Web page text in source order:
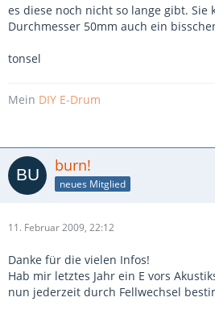
es diese noch nicht so lange gibt. Sie
Durchmesser 50mm auch ein
tonsel
Mein DIY E-Drum
burn!
neues Mitglied
11. Februar 2009, 22:12
Danke für die vielen Infos!
Hab mir letztes Jahr ein E vors
nun jederzeit durch Fellwechsel